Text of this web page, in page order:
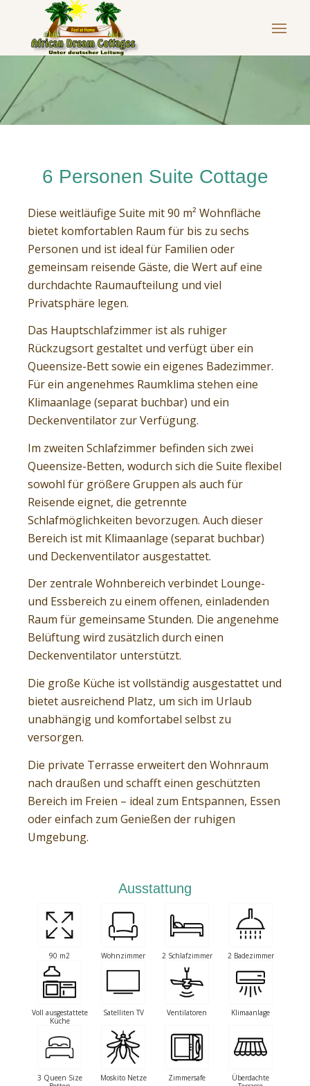
6 Personen Suite Cottage
Diese weitläufige Suite mit 90 m² Wohnfläche
bietet komfortablen Raum für bis zu sechs
Personen und ist ideal für Familien oder
gemeinsam reisende Gäste, die Wert auf eine
durchdachte Raumaufteilung und viel
Privatsphäre legen.
Das Hauptschlafzimmer ist als ruhiger
Rückzugsort gestaltet und verfügt über ein
Queensize-Bett sowie ein eigenes Badezimmer.
Für ein angenehmes Raumklima stehen eine
Klimaanlage (separat buchbar) und ein
Deckenventilator zur Verfügung.
Im zweiten Schlafzimmer befinden sich zwei
Queensize-Betten, wodurch sich die Suite flexibel
sowohl für größere Gruppen als auch für
Reisende eignet, die getrennte
Schlafmöglichkeiten bevorzugen. Auch dieser
Bereich ist mit Klimaanlage (separat buchbar)
und Deckenventilator ausgestattet.
Der zentrale Wohnbereich verbindet Lounge-
und Essbereich zu einem offenen, einladenden
Raum für gemeinsame Stunden. Die angenehme
Belüftung wird zusätzlich durch einen
Deckenventilator unterstützt.
Die große Küche ist vollständig ausgestattet und
bietet ausreichend Platz, um sich im Urlaub
unabhängig und komfortabel selbst zu
versorgen.
Die private Terrasse erweitert den Wohnraum
nach draußen und schafft einen geschützten
Bereich im Freien – ideal zum Entspannen, Essen
oder einfach zum Genießen der ruhigen
Umgebung.
Ausstattung